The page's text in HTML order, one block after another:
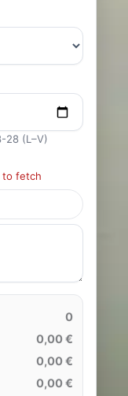
28 (L–V)
to fetch
0
0,00 €
0,00 €
0,00 €